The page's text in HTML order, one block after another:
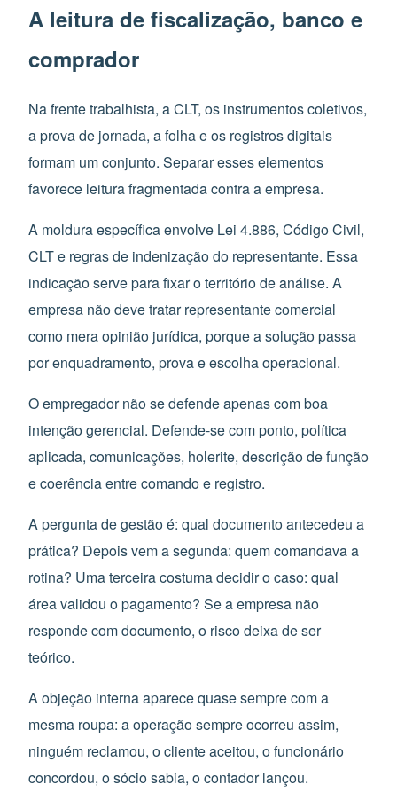
A leitura de fiscalização, banco e
comprador
Na frente trabalhista, a CLT, os instrumentos coletivos,
a prova de jornada, a folha e os registros digitais
formam um conjunto. Separar esses elementos
favorece leitura fragmentada contra a empresa.
A moldura específica envolve Lei 4.886, Código Civil,
CLT e regras de indenização do representante. Essa
indicação serve para fixar o território de análise. A
empresa não deve tratar representante comercial
como mera opinião jurídica, porque a solução passa
por enquadramento, prova e escolha operacional.
O empregador não se defende apenas com boa
intenção gerencial. Defende-se com ponto, política
aplicada, comunicações, holerite, descrição de função
e coerência entre comando e registro.
A pergunta de gestão é: qual documento antecedeu a
prática? Depois vem a segunda: quem comandava a
rotina? Uma terceira costuma decidir o caso: qual
área validou o pagamento? Se a empresa não
responde com documento, o risco deixa de ser
teórico.
A objeção interna aparece quase sempre com a
mesma roupa: a operação sempre ocorreu assim,
ninguém reclamou, o cliente aceitou, o funcionário
concordou, o sócio sabia, o contador lançou.